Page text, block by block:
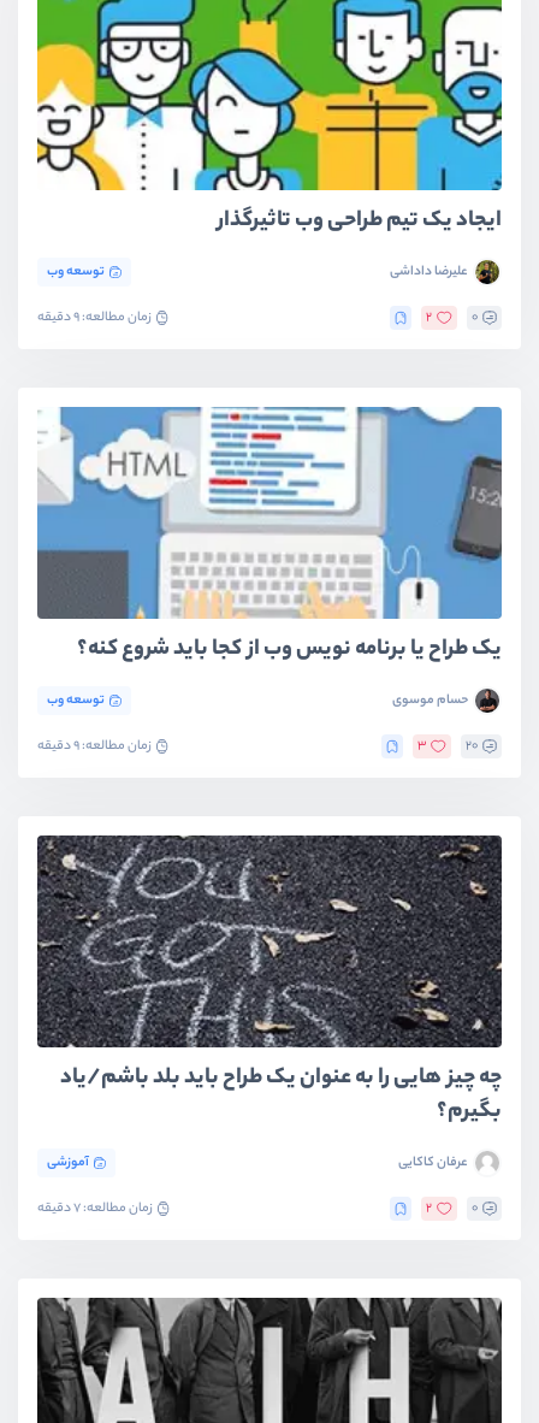
ایجاد یک تیم طراحی وب تاثیرگذار
علیرضا داداشی توسعه وب
0
2 زمان مطالعه: 9 دقیقه
یک طراح يا برنامه نويس وب از کجا بايد شروع کنه؟
حسام موسوی توسعه وب
20
3 زمان مطالعه: 9 دقیقه
چه چیز هایی را به عنوان یک طراح باید بلد باشم/یاد
بگیرم؟
عرفان کاکایی آموزشی
0
2 زمان مطالعه: 7 دقیقه